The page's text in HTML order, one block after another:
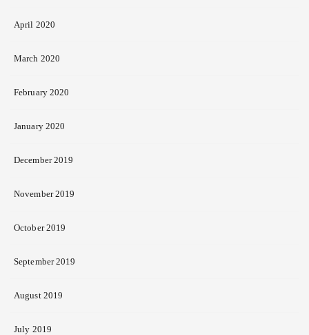
April 2020
March 2020
February 2020
January 2020
December 2019
November 2019
October 2019
September 2019
August 2019
July 2019